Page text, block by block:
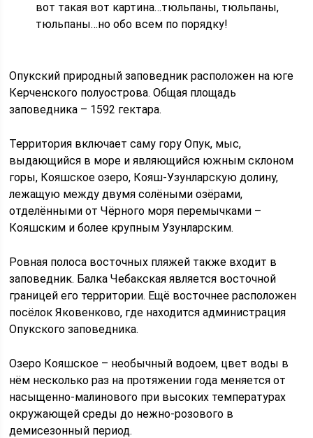
вот такая вот картина…тюльпаны, тюльпаны,
тюльпаны…но обо всем по порядку!
Опукский природный заповедник расположен на юге
Керченского полуострова. Общая площадь
заповедника – 1592 гектара.
Территория включает саму гору Опук, мыс,
выдающийся в море и являющийся южным склоном
горы, Кояшское озеро, Кояш-Узунларскую долину,
лежащую между двумя солёными озёрами,
отделёнными от Чёрного моря перемычками –
Кояшским и более крупным Узунларским.
Ровная полоса восточных пляжей также входит в
заповедник. Балка Чебакская является восточной
границей его территории. Ещё восточнее расположен
посёлок Яковенково, где находится администрация
Опукского заповедника.
Озеро Кояшское – необычный водоем, цвет воды в
нём несколько раз на протяжении года меняется от
насыщенно-малинового при высоких температурах
окружающей среды до нежно-розового в
демисезонный период.